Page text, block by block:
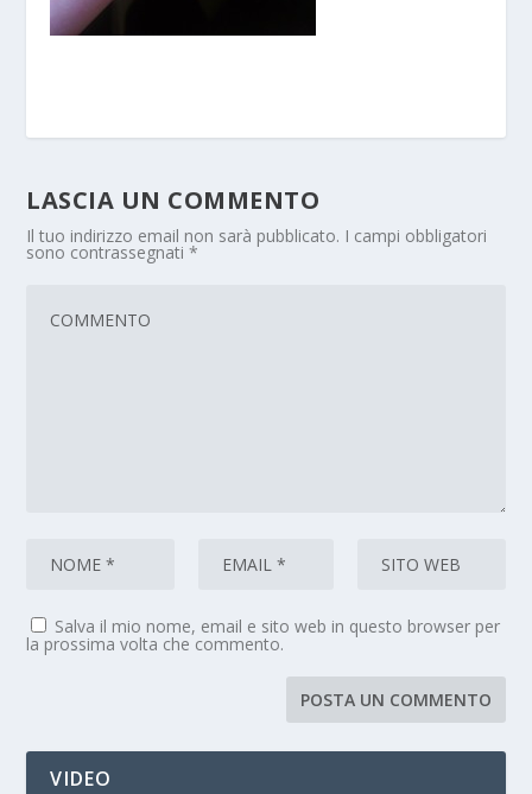
LASCIA UN COMMENTO
Il tuo indirizzo email non sarà pubblicato. I campi obbligatori
sono contrassegnati*
Salva il mio nome, email e sito web in questo browser per
la prossima volta che commento.
VIDEO